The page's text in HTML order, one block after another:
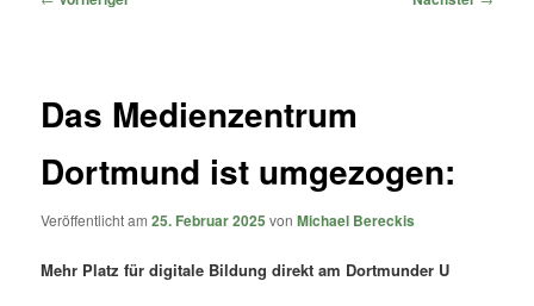
Das Medienzentrum
Dortmund ist umgezogen:
Veröffentlicht am25. Februar 2025 vonMichael Bereckis
Mehr Platz für digitale Bildung direkt am Dortmunder U